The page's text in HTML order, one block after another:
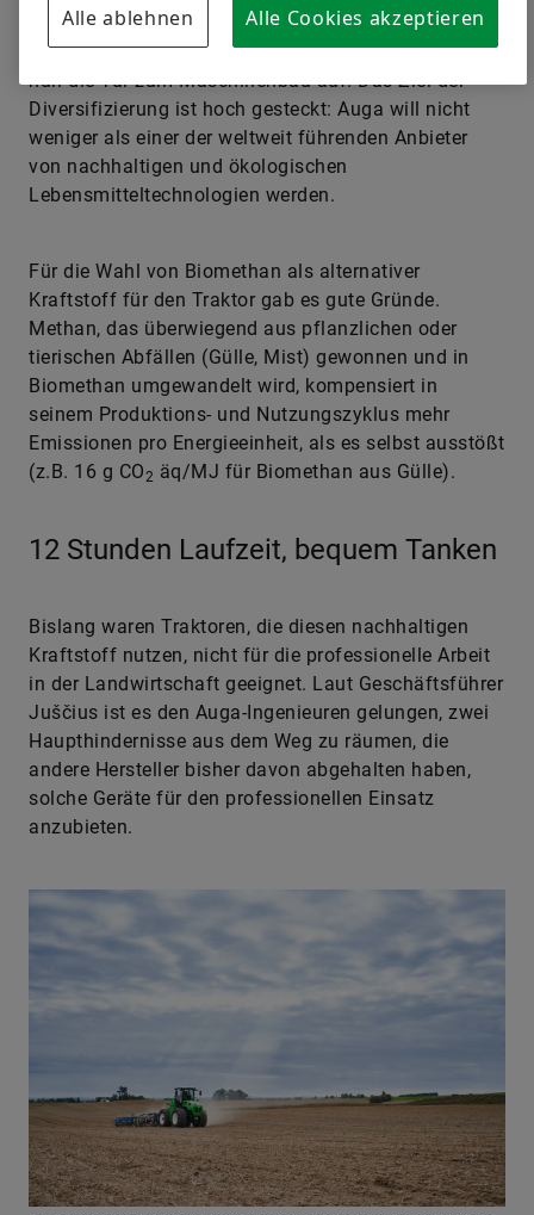
Mit dem Auga M1 stößt der Lebensmittelhersteller
nun die Tür zum Maschinenbau auf. Das Ziel der
Diversifizierung ist hoch gesteckt: Auga will nicht
weniger als einer der weltweit führenden Anbieter
von nachhaltigen und ökologischen
Lebensmitteltechnologien werden.
Für die Wahl von Biomethan als alternativer
Kraftstoff für den Traktor gab es gute Gründe.
Methan, das überwiegend aus pflanzlichen oder
tierischen Abfällen (Gülle, Mist) gewonnen und in
Biomethan umgewandelt wird, kompensiert in
seinem Produktions- und Nutzungszyklus mehr
Emissionen pro Energieeinheit, als es selbst ausstößt
(z.B. 16 g CO2 äq/MJ für Biomethan aus Gülle).
12 Stunden Laufzeit, bequem Tanken
Bislang waren Traktoren, die diesen nachhaltigen
Kraftstoff nutzen, nicht für die professionelle Arbeit
in der Landwirtschaft geeignet. Laut Geschäftsführer
Juščius ist es den Auga-Ingenieuren gelungen, zwei
Haupthindernisse aus dem Weg zu räumen, die
andere Hersteller bisher davon abgehalten haben,
solche Geräte für den professionellen Einsatz
anzubieten.
Alle ablehnen Alle Cookies akzeptieren